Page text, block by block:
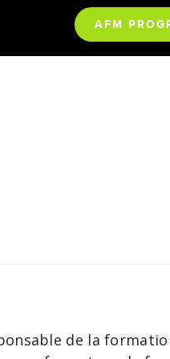
AFM
de la